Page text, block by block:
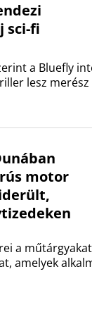
sci-fi
a Bluefly
lesz merész
motor
a
amelyek